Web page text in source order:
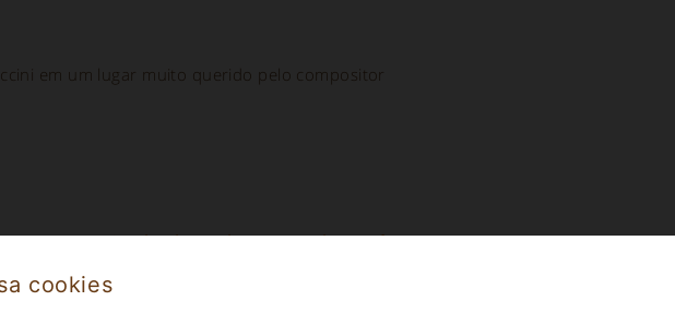
cookies
em um lugar muito querido pelo compositor
Propriedades destacadas- Lucca